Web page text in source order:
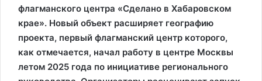
флагманского центра «Сделано в Хабаровском
крае». Новый объект расширяет географию
проекта, первый флагманский центр которого,
как отмечается, начал работу в центре Москвы
летом 2025 года по инициативе регионального